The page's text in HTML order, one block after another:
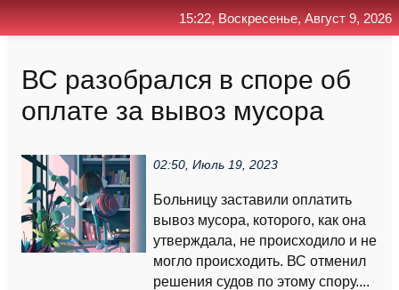
ВС разобрался в споре об
оплате за вывоз мусора
02:50, Июль 19, 2023
Больницу заставили оплатить
вывоз мусора, которого, как она
утверждала, не происходило и не
могло происходить. ВС отменил
решения судов по этому спору....
15:22, Воскресенье, Август 9, 2026